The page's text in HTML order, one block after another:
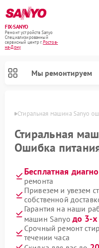
FIX-SANYO
Ремонт устройств Sanyo
Специализированный
cервисный центр г.Ростов-
на-Дону
Мы ремонтируем
Стиральная машина Sanyo
Стиральная
Ошибка
Бесплатная
ремонта
Привезем и увезем
собственной
Гарантия на наши
машин Sanyo до 3-х
Срочный ремонт
течении часа